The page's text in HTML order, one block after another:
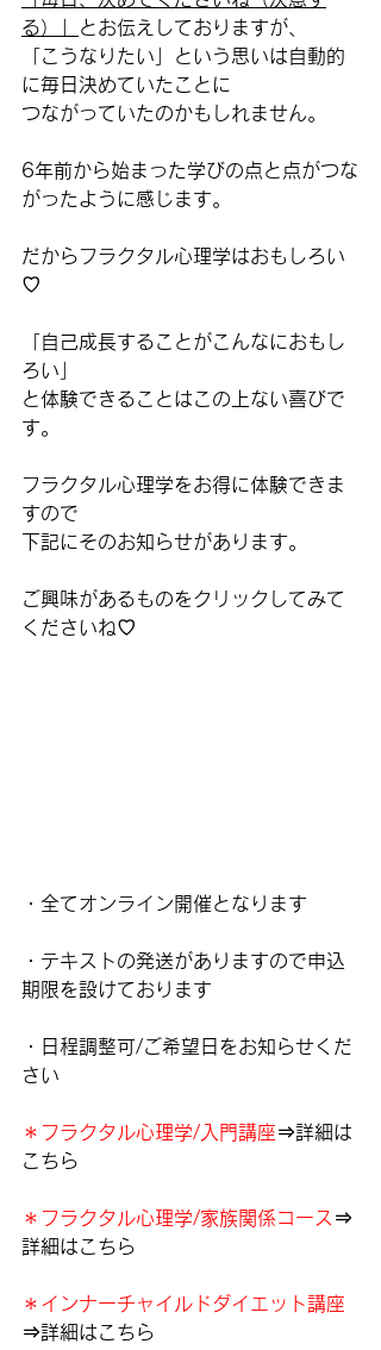
る）」
とお伝えしておりますが、
「こうなりたい」という思いは自動的
に毎日決めていたことに
つながっていたのかもしれません。
6年前から始まった学びの点と点がつな
がったように感じます。
だからフラクタル心理学はおもしろい
♡
「自己成長することがこんなにおもし
ろい」
と体験できることはこの上ない喜びで
す。
フラクタル心理学をお得に体験できま
すので
下記にそのお知らせがあります。
ご興味があるものをクリックしてみて
くださいね♡
・全てオンライン開催となります
・テキストの発送がありますので申込
期限を設けております
・日程調整可/ご希望日をお知らせくだ
さい
＊フラクタル心理学/入門講座⇒詳細は
こちら
＊フラクタル心理学/家族関係コース ⇒
詳細はこちら
＊インナーチャイルドダイエット講座
⇒詳細はこちら